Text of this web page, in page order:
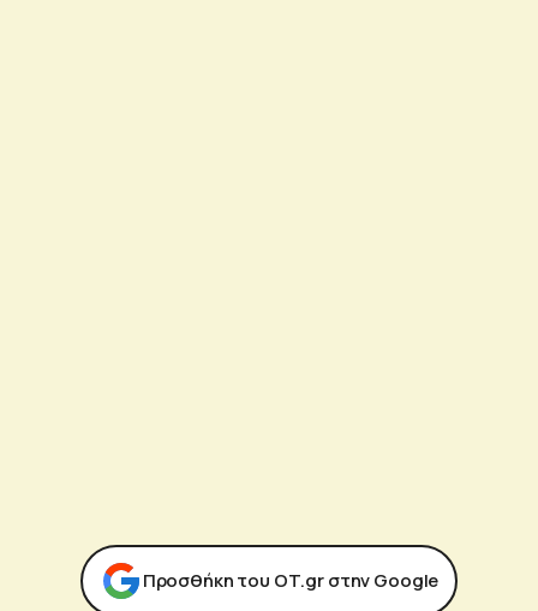
Προσθήκη του ΟΤ.gr στην Google